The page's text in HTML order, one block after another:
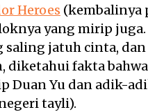
Heroes (kembalinya
yang mirip
saling jatuh cinta,
diketahui fakta
Duan Yu dan adik-
tayli).